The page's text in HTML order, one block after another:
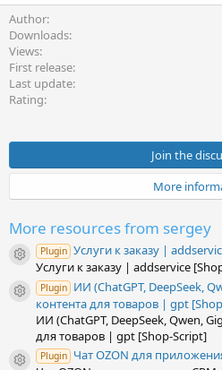
Author
Downloads
Views
First release
Last update
Rating
Join the
More
More resources from sergey
Resource icon
Plugin Услуги к заказу |
Услуги к заказу | addservice
Resource icon
Plugin ИИ (ChatGPT, DeepSeek,
контента для товаров | gpt
ИИ (ChatGPT, DeepSeek, Qwen,
для товаров | gpt [Shop-Script]
Plugin Чат OZON для